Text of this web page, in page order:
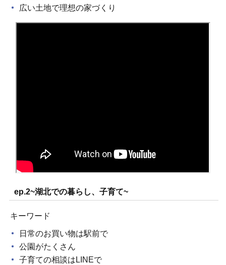
広い土地で理想の家づくり
ep.2~湖北での暮らし、子育て~
キーワード
日常のお買い物は駅前で
公園がたくさん
子育ての相談はLINEで